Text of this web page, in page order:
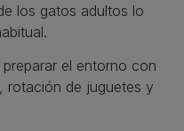
los gatos adultos lo
el entorno con
rotación de juguetes y